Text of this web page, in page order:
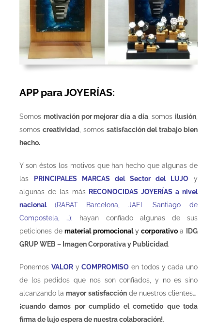
APP para JOYERÍAS:
Somos motivación por mejorar día a día, somos ilusión
somos creatividad, somos satisfacción del trabajo bien
hecho.
Y son éstos los motivos que han hecho que algunas de
las
PRINCIPALES MARCAS del Sector del LUJO y
algunas de las más RECONOCIDAS JOYERÍAS a nivel
nacional (RABAT Barcelona, JAEL Santiago de
Compostela, …); hayan confiado algunas de sus
peticiones dematerial promocionalycorporativoa
IDG
GRUP WEB – Imagen Corporativa y Publicidad.
Ponemos VALORyCOMPROMISO en todos y cada uno
de los pedidos que nos son confiados, y no es sino
alcanzando lamayor satisfacciónde nuestros clientes…
¡cuando damos por cumplido el cometido que toda
firma de lujo espera de nuestra colaboración!.